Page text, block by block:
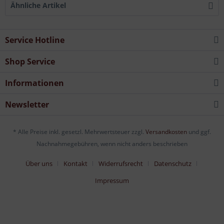
Ähnliche Artikel
Service Hotline
Shop Service
Informationen
Newsletter
* Alle Preise inkl. gesetzl. Mehrwertsteuer zzgl. Versandkosten und ggf.
Nachnahmegebühren, wenn nicht anders beschrieben
Über uns Kontakt Widerrufsrecht
Datenschutz
Impressum